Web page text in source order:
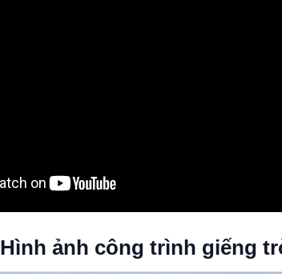
Hình ảnh công trình giếng